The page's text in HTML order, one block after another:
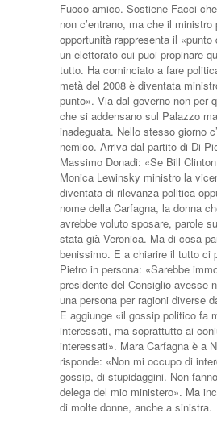
Fuoco amico. Sostiene Facci
non c’entrano, ma che il ministro
opportunità rappresenta il «punto
un elettorato cui puoi propinare
tutto. Ha cominciato a fare
metà del 2008 è diventata
punto». Via dal governo non per
che si addensano sul Palazzo
inadeguata. Nello stesso giorno
nemico. Arriva dal partito di Di
Massimo Donadi: «Se Bill
Monica Lewinsky ministro la
diventata di rilevanza politica
nome della Carfagna, la donna
avrebbe voluto sposare, parole
stata già Veronica. Ma di cosa
benissimo. E a chiarire il tutto ci
Pietro in persona: «Sarebbe
presidente del Consiglio avesse
una persona per ragioni diverse
E aggiunge «il gossip politico fa
interessati, ma soprattutto ai
interessati». Mara Carfagna è a
risponde: «Non mi occupo di
gossip, di stupidaggini. Non
delega del mio ministero». Ma
di molte donne, anche a sinistra.